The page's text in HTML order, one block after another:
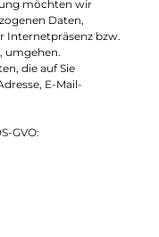
möchten wir
Daten,
Internetpräsenz bzw.
umgehen.
die auf Sie
E-Mail-
GVO: